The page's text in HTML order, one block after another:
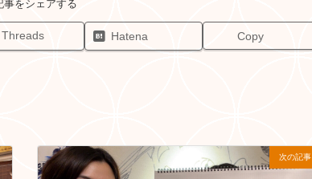
Threads Hatena Copy
次の記事